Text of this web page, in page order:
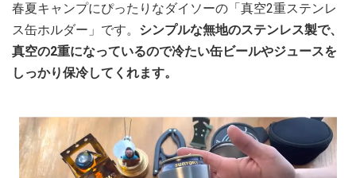
春夏キャンプにぴったりなダイソーの「真空2重ステンレ
ス缶ホルダー」です。 シンプルな無地のステンレス製で、
真空の2重になっているので冷たい缶ビールやジュースを
しっかり保冷してくれます。